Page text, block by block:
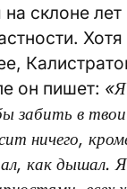
склоне
он пишет:
в твои
ничего,
как дышал.